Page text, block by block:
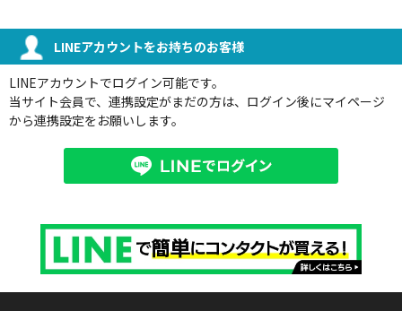
LINEアカウントをお持ちのお客様
LINEアカウントでログイン可能です。
当サイト会員で、連携設定がまだの方は、ログイン後にマイページ
から連携設定をお願いします。